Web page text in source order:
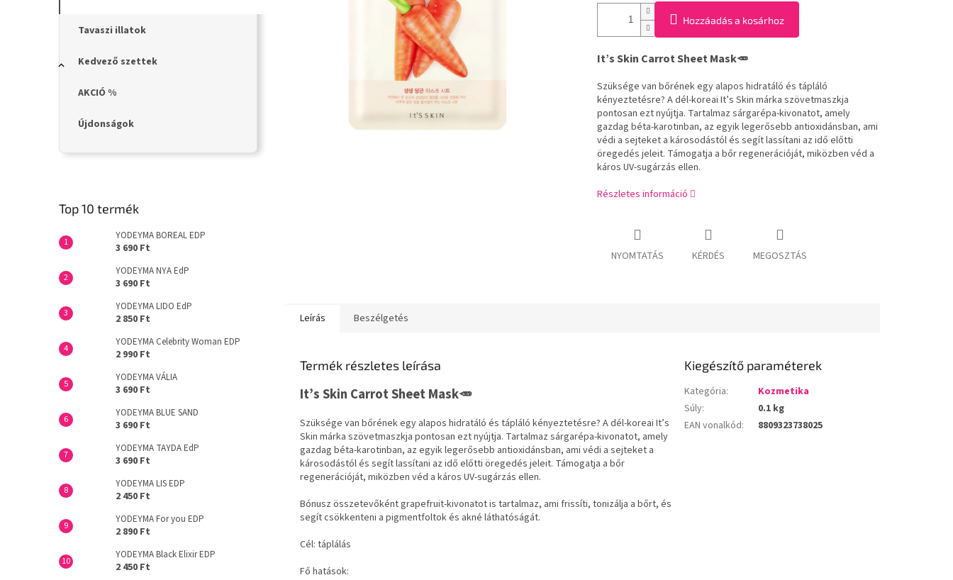
e
Tavaszi illatok
Kedvező szettek
AKCIÓ %
Újdonságok
Top 10 termék
YODEYMA BOREAL EDP
3 690 Ft
YODEYMA NYA EdP
3 690 Ft
YODEYMA LIDO EdP
2 850 Ft
YODEYMA Celebrity Woman EDP
2 990 Ft
YODEYMA VÁLIA
3 690 Ft
YODEYMA BLUE SAND
3 690 Ft
YODEYMA TAYDA EdP
3 690 Ft
YODEYMA LIS EDP
2 450 Ft
YODEYMA For you EDP
2 890 Ft
YODEYMA Black Elixir EDP
2 450 Ft
Hozzáadás a kosárhoz
It’s Skin Carrot Sheet Mask🥕
Szüksége van bőrének egy alapos hidratáló és tápláló
kényeztetésre? A dél-koreai It’s Skin márka szövetmaszkja
pontosan ezt nyújtja. Tartalmaz sárgarépa-kivonatot, amely
gazdag béta-karotinban, az egyik legerősebb antioxidánsban, ami
védi a sejteket a károsodástól és segít lassítani az idő előtti
öregedés jeleit. Támogatja a bőr regenerációját, miközben véd a
káros UV-sugárzás ellen.
Részletes információ
NYOMTATÁS KÉRDÉS MEGOSZTÁS
Leírás Beszélgetés
Termék részletes leírása
It’s Skin Carrot Sheet Mask🥕
Szüksége van bőrének egy alapos hidratáló és tápláló kényeztetésre? A dél-koreai It’s
Skin márka szövetmaszkja pontosan ezt nyújtja. Tartalmaz sárgarépa-kivonatot, amely
gazdag béta-karotinban, az egyik legerősebb antioxidánsban, ami védi a sejteket a
károsodástól és segít lassítani az idő előtti öregedés jeleit. Támogatja a bőr
regenerációját, miközben véd a káros UV-sugárzás ellen.
Bónusz összetevőként grapefruit-kivonatot is tartalmaz, ami frissíti, tonizálja a bőrt, és
segít csökkenteni a pigmentfoltok és akné láthatóságát.
Cél: táplálás
Fő hatások:
Kiegészítő paraméterek
Kategória:
Kozmetika
Súly:
0.1 kg
EAN vonalkód: 8809323738025